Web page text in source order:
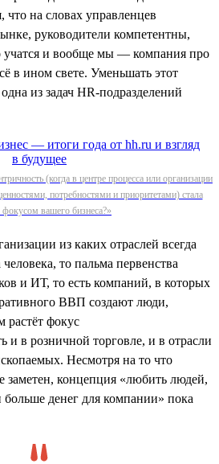
что на словах управленцев
руководители компетентны,
учатся и вообще мы — компания про
в ином свете. Уменьшать этот
из задач HR-подразделений
(когда в центре процесса или организации
потребностями и приоритетами) стала
вашего бизнеса?»
из каких отраслей всегда
то пальма первенства
и ИТ, то есть компаний, в которых
ВВП создают люди,
растёт фокус
и в розничной торговле, и в отрасли
Несмотря на то что
заметен, концепция «любить людей,
денег для компании» пока